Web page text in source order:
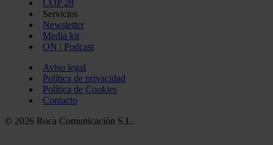
COP 28
Servicios
Newsletter
Media kit
ON | Podcast
Aviso legal
Política de privacidad
Política de Cookies
Contacto
© 2026 Roca Comunicación S.L.